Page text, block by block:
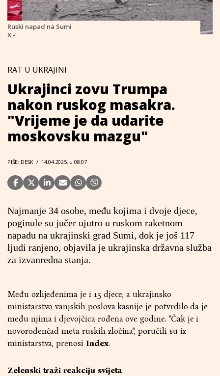
Ruski napad na Sumi
X -
RAT U UKRAJINI
Ukrajinci zovu Trumpa
nakon ruskog masakra.
"Vrijeme je da udarite
moskovsku mazgu"
PIŠE: DESK / 14.04.2025. u 08:07
Najmanje 34 osobe, među kojima i dvoje djece,
poginule su jučer ujutro u ruskom raketnom
napadu na ukrajinski grad Sumi, dok je još 117
ljudi ranjeno, objavila je ukrajinska državna služba
za izvanredna stanja.
Među ozlijeđenima je i 15 djece, a ukrajinsko
ministarstvo vanjskih poslova kasnije je potvrdilo da je
među njima i djevojčica rođena ove godine. "Čak je i
novorođenčad meta ruskih zločina", poručili su iz
ministarstva, prenosi Index.
Zelenski traži reakciju svijeta